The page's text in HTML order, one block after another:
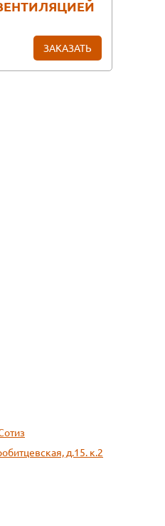
ЗАКАЗАТЬ
д.15. к.2